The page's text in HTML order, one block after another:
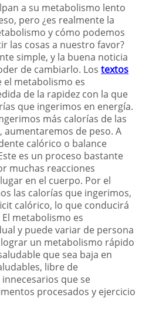
a su metabolismo lento
pero ¿es realmente la
y cómo podemos
las cosas a nuestro favor?
simple, y la buena noticia
de cambiarlo. Los textos
metabolismo es
de la rapidez con la que
que ingerimos en energía.
más calorías de las
aumentaremos de peso. A
calórico o balance
es un proceso bastante
muchas reacciones
en el cuerpo. Por el
las calorías que ingerimos,
calórico, lo que conducirá
metabolismo es
y puede variar de persona
un metabolismo rápido
que sea baja en
libre de
que se
procesados y ejercicio